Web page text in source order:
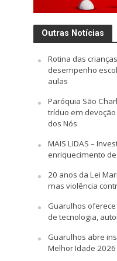
Outras Notícias
Rotina das
desempenho
aulas
Paróquia São
tríduo em
dos Nós
MAIS LIDAS –
enriquecimento
20 anos da Lei
mas violência
Guarulhos
de tecnologia,
Guarulhos abre
Melhor Idade 2026